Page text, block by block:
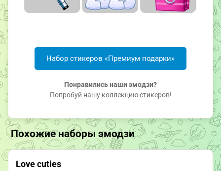
Набор стикеров «Премиум подарки»
Понравились наши эмодзи?
Попробуй нашу коллекцию стикеров!
Похожие наборы эмодзи
Love cuties